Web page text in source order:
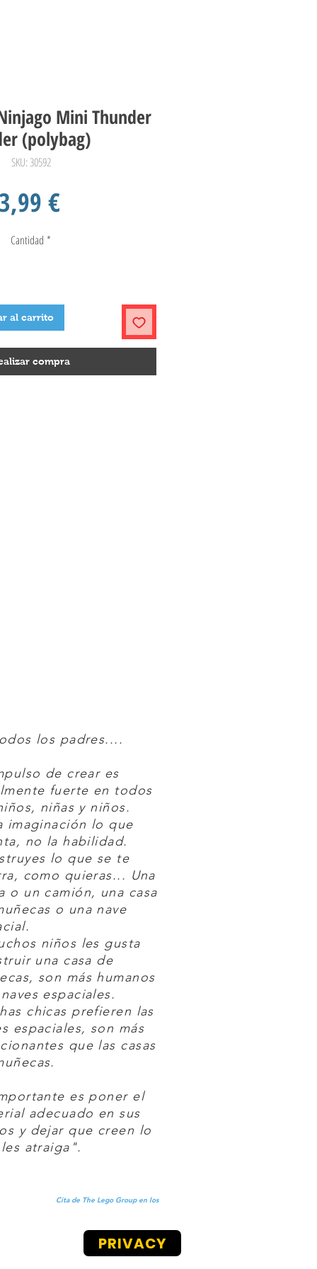
Mini Thunder
(polybag)
SKU: 30592
€Precio
Cantidad *
al carrito
compra
los padres....
de crear es
fuerte en todos
niñas y niños.
imaginación lo que
no la habilidad.
lo que se te
como quieras... Una
o un camión, una casa
o una nave
niños les gusta
una casa de
son más humanos
espaciales.
chicas prefieren las
espaciales, son más
que las casas
es poner el
adecuado en sus
y dejar que creen lo
atraiga".
Cita de The Lego Group en los
PRIVACY